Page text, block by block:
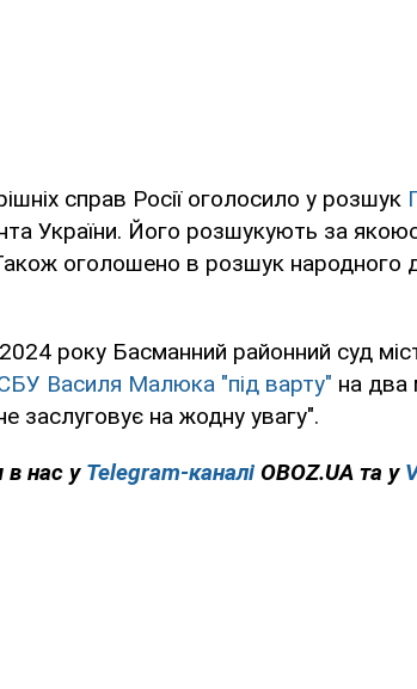
справ Росії оголосило у розшук
України. Його розшукують за
оголошено в розшук народного
року Басманний районний суд
Василя Малюка "під варту" на два
заслуговує на жодну увагу".
в нас у Telegram-каналі OBOZ.UA та у